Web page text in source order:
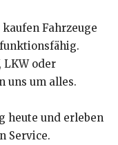
Fahrzeuge
LKW oder
uns um alles.
heute und erleben
Service.